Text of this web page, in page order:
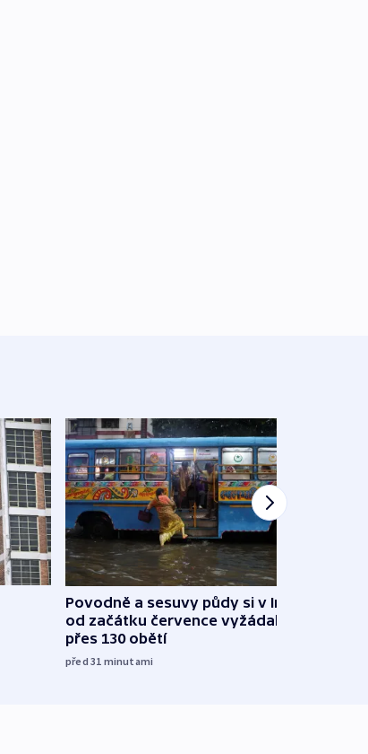
Povodně a sesuvy půdy si v Indii
od začátku července vyžádaly
přes 130 obětí
před 31 minutami